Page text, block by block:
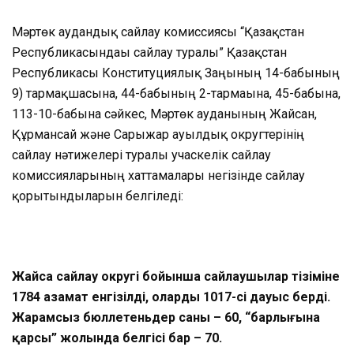
Мәртөк аудандық сайлау комиссиясы “Қазақстан
Республикасындағы сайлау туралы” Қазақстан
Республикасы Конституциялық Заңының 14-бабының
9) тармақшасына, 44-бабының 2-тармағына, 45-бабына,
113-10-бабына сәйкес, Мәртөк ауданының Жайсан,
Құрмансай және Сарыжар ауылдық округтерінің
сайлау нәтижелері туралы учаскелік сайлау
комиссияларының хаттамалары негізінде сайлау
қорытындыларын белгіледі:
Жайсаң сайлау округі бойынша сайлаушылар тізіміне
1784 азамат енгізілді, олардың 1017-сі дауыс берді.
Жарамсыз бюллетеньдер саны – 60, “барлығына
қарсы” жолында белгісі бар – 70.